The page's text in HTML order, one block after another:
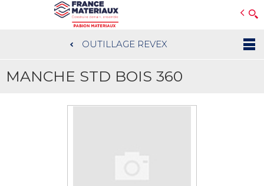
au
contenu
OUTILLAGE REVEX
MANCHE STD BOIS 360